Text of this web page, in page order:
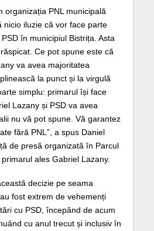
organizația PNL municipală
nicio iluzie că vor face parte
în municipiul Bistrița. Asta
Ce pot spune este că
va avea majoritatea
la punct și la virgulă
simplu: primarul își face
Lazany și PSD va avea
nu vă pot spune. Vă garantez
fără PNL”, a spus Daniel
de presă organizată în Parcul
ales Gabriel Lazany.
decizie pe seama
fost extrem de vehemenți
cu PSD, începând de acum
cu anul trecut și inclusiv în